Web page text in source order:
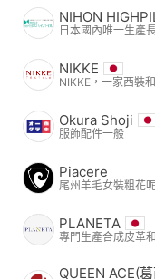
NIHON
日本國內唯一生產
NIKKE
NIKKE，一家西裝
Okura Shoji
服飾配件一般
Piacere
尾州羊毛女裝粗花
PLANETA
專門生產合成皮革
QUEEN ACE(